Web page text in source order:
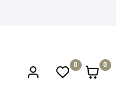
0 0